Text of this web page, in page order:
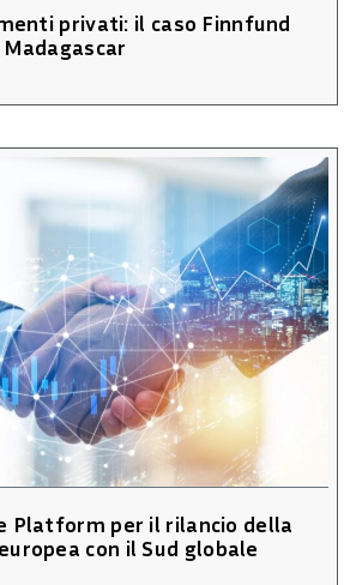
privati: il caso Finnfund
Platform per il rilancio della
con il Sud globale